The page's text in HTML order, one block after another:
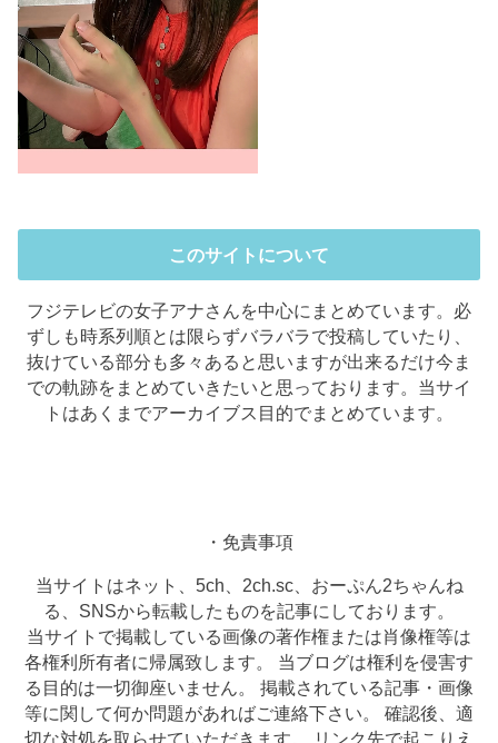
このサイトについて
フジテレビの女子アナさんを中心にまとめています。必
ずしも時系列順とは限らずバラバラで投稿していたり、
抜けている部分も多々あると思いますが出来るだけ今ま
での軌跡をまとめていきたいと思っております。当サイ
トはあくまでアーカイブス目的でまとめています。
・免責事項
当サイトはネット、5ch、2ch.sc、おーぷん2ちゃんね
る、SNSから転載したものを記事にしております。
当サイトで掲載している画像の著作権または肖像権等は
各権利所有者に帰属致します。 当ブログは権利を侵害す
る目的は一切御座いません。 掲載されている記事・画像
等に関して何か問題があればご連絡下さい。 確認後、適
切な対処を取らせていただきます。 リンク先で起こりえ